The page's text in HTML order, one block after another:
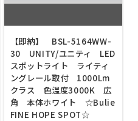
【即納】 BSL-5164WW-
30 UNITY/ユニティ LED
スポットライト ライティ
ングレール取付 1000Lm
クラス 色温度3000K 広
角 本体ホワイト ☆Bulie
FINE HOPE SPOT☆